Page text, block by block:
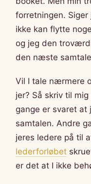
forretningen.
ikke kan flytte
og jeg den
den næste
Vil I tale nærmere
jer? Så skriv til mig
gange er svaret at
samtalen. Andre
jeres ledere på til
lederforløbet
er det at I ikke